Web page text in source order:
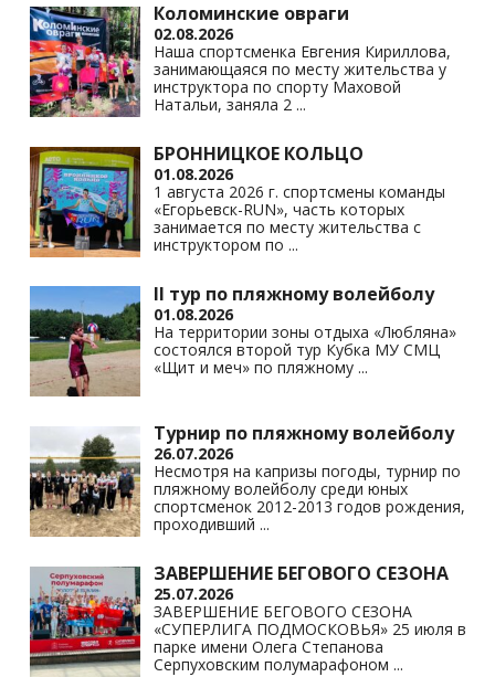
Коломинские овраги
02.08.2026
Наша спортсменка Евгения Кириллова,
занимающаяся по месту жительства у
инструктора по спорту Маховой
Натальи, заняла 2 ...
БРОННИЦКОЕ КОЛЬЦО
01.08.2026
1 августа 2026 г. спортсмены команды
«Егорьевск-RUN», часть которых
занимается по месту жительства с
инструктором по ...
II тур по пляжному волейболу
01.08.2026
На территории зоны отдыха «Любляна»
состоялся второй тур Кубка МУ СМЦ
«Щит и меч» по пляжному ...
Турнир по пляжному волейболу
26.07.2026
Несмотря на капризы погоды, турнир по
пляжному волейболу среди юных
спортсменок 2012-2013 годов рождения,
проходивший ...
ЗАВЕРШЕНИЕ БЕГОВОГО СЕЗОНА
25.07.2026
ЗАВЕРШЕНИЕ БЕГОВОГО СЕЗОНА
«СУПЕРЛИГА ПОДМОСКОВЬЯ» 25 июля в
парке имени Олега Степанова
Серпуховским полумарафоном ...